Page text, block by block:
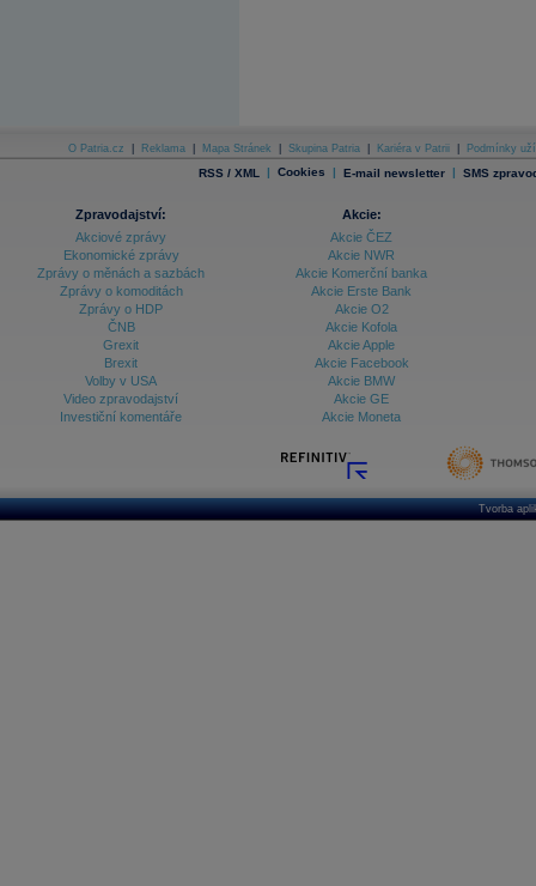
O Patria.cz Reklama Mapa Stránek Skupina Patria Kariéra v Patrii Podmínky
RSS / XML | Cookies | E-mail newsletter | SMS
Zpravodajství:
Akciové zprávy
Ekonomické zprávy
Zprávy o měnách a sazbách
Zprávy o komoditách
Zprávy o HDP
ČNB
Grexit
Brexit
Volby v USA
Video zpravodajství
Investiční komentáře
Akcie:
Akcie ČEZ
Akcie NWR
Akcie Komerční banka
Akcie Erste Bank
Akcie O2
Akcie Kofola
Akcie Apple
Akcie Facebook
Akcie BMW
Akcie GE
Akcie Moneta
Tvorba